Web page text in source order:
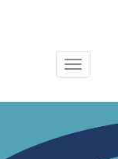
Toggle